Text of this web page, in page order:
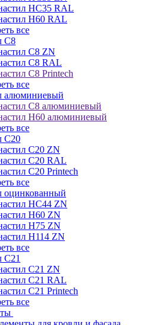
НС35 RAL
Н60 RAL
все
C8
С8 ZN
С8 RAL
С8 Printech
все
алюминиевый
С8 алюминиевый
Н60 алюминиевый
все
C20
С20 ZN
С20 RAL
С20 Printech
все
оцинкованный
НС44 ZN
Н60 ZN
Н75 ZN
Н114 ZN
все
C21
С21 ZN
С21 RAL
С21 Printech
все